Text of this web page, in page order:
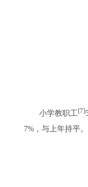
小学教职工 [7]
7%，与上年持平。